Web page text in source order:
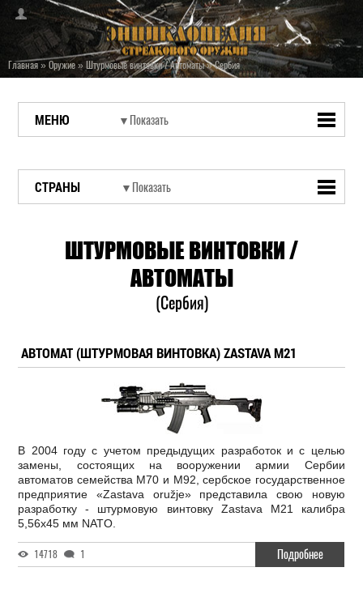
Главная»Оружие» Штурмовые винтовки / Автоматы»Сербия
МЕНЮ
СТРАНЫ
ШТУРМОВЫЕ ВИНТОВКИ /
АВТОМАТЫ
(Сербия)
АВТОМАТ (ШТУРМОВАЯ ВИНТОВКА) ZASTAVA M21
В 2004 году с учетом предыдущих разработок и с целью
замены, состоящих на вооружении армии Сербии
автоматов семейства M70 и M92, сербское государственное
предприятие «Zastava oružje» представила свою новую
разработку - штурмовую винтовку Zastava M21 калибра
5,56х45 мм NATO.
14718 1 Подробнее